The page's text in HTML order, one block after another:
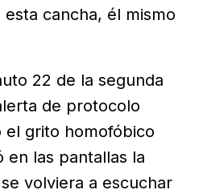
cancha, él mismo
22 de la segunda
de protocolo
el grito homofóbico
en las pantallas la
volviera a escuchar